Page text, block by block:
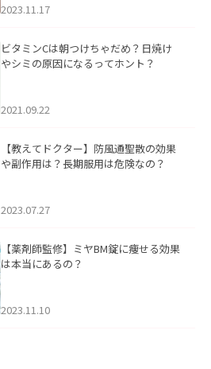
2023.11.17
ビタミンCは朝つけちゃだめ？日焼け
やシミの原因になるってホント？
2021.09.22
【教えてドクター】防風通聖散の効果
や副作用は？長期服用は危険なの？
2023.07.27
【薬剤師監修】ミヤBM錠に痩せる効果
は本当にあるの？
2023.11.10